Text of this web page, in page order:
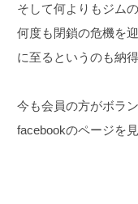
そして何よりもジム
何度も閉鎖の危機を
に至るというのも納
今も会員の方がボラ
facebookのページを